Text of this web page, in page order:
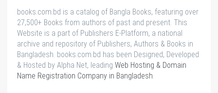
books.com.bd is a catalog of Bangla Books, featuring over
27,500+ Books from authors of past and present. This
Website is a part of Publishers E-Platform, a national
archive and repository of Publishers, Authors & Books in
Bangladesh. books.com.bd has been Designed, Developed
& Hosted by Alpha Net, leading Web Hosting & Domain
Name Registration Company in Bangladesh